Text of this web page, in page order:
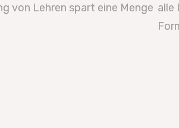
von Lehren spart eine Menge alle